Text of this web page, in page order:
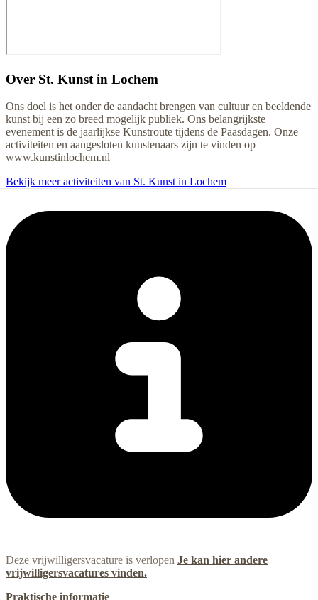
Over St. Kunst in Lochem
Ons doel is het onder de aandacht brengen van cultuur en beeldende
kunst bij een zo breed mogelijk publiek. Ons belangrijkste
evenement is de jaarlijkse Kunstroute tijdens de Paasdagen. Onze
activiteiten en aangesloten kunstenaars zijn te vinden op
www.kunstinlochem.nl
Bekijk meer activiteiten van St. Kunst in Lochem
Deze vrijwilligersvacature is verlopen Je kan hier andere
vrijwilligersvacatures vinden.
Praktische informatie